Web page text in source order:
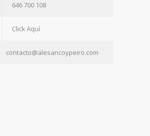
646 700 108
Click Aquí
contacto@alesancoypeiro.com